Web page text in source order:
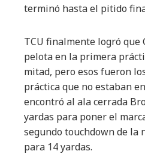
terminó hasta el pitido
TCU finalmente logró que
pelota en la primera
mitad, pero esos fueron
práctica que no estaban
encontró al ala cerrada
yardas para poner el
segundo touchdown de la
para 14 yardas.